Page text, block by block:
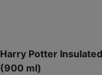
Harry Potter
(900 ml)